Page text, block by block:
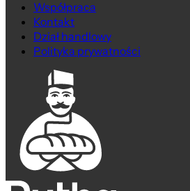
Współpraca
Kontakt
Dział handlowy
Polityka prywatności